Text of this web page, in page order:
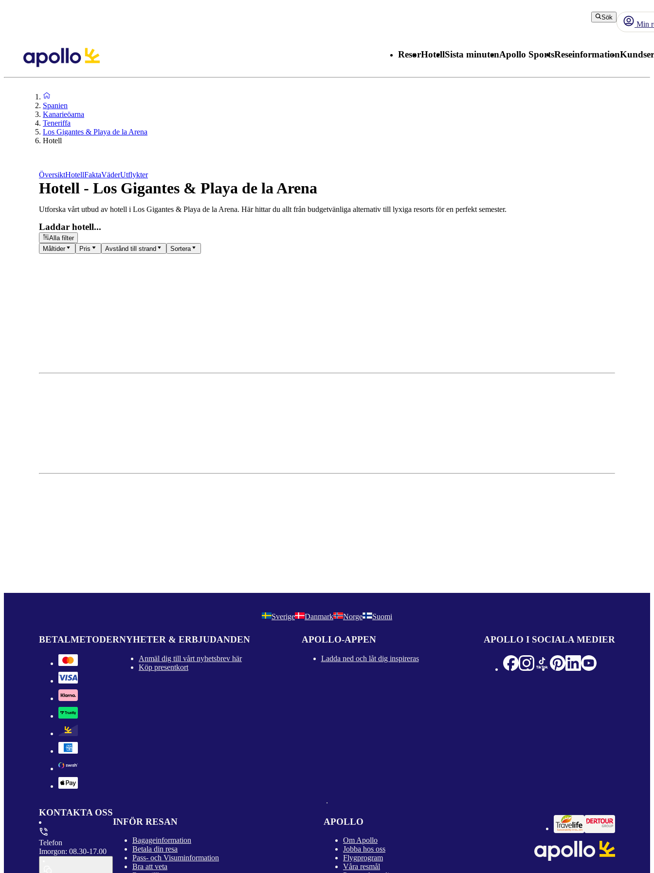
Sök
Min
ResorHotellSista minutenApollo SportsReseinformation
Spanien
Kanarieöarna
Teneriffa
Los Gigantes & Playa de la Arena
Hotell
ÖversiktHotellFaktaVäderUtflykter
Hotell - Los Gigantes & Playa de la Arena
Utforska vårt utbud av hotell i Los Gigantes & Playa de la Arena. Här hittar du allt från budgetvänliga alternativ till lyxiga resorts för en perfekt semester.
Laddar hotell...
Alla filter
Måltider
Pris Avstånd till strand Sortera
Sverige Danmark Norge Suomi
BETALMETODERNYHETER & ERBJUDANDEN
Anmäl dig till vårt nyhetsbrev här
Köp presentkort
APOLLO-APPEN
Ladda ned och låt dig inspireras
APOLLO I SOCIALA MEDIER
KONTAKTA OSS
Telefon
Imorgon: 08.30-17.00
INFÖR RESAN
Bagageinformation
Betala din resa
Pass- och Visuminformation
Bra att veta
APOLLO
Om Apollo
Jobba hos oss
Flygprogram
Våra resmål